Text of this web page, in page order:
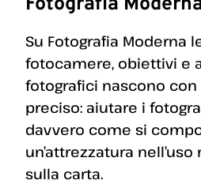
Su Fotografia Moderna
fotocamere, obiettivi e
fotografici nascono
preciso: aiutare i
davvero come si
un’attrezzatura
sulla carta.